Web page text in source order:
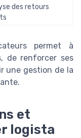
des retours
permet à
de renforcer ses
une gestion de la
et
logista